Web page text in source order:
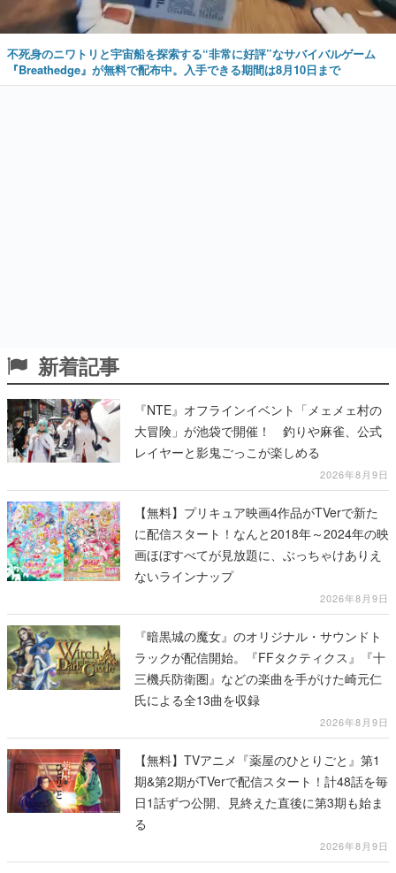
不死身のニワトリと宇宙船を探索する“非常に好評”なサバイバルゲーム
『Breathedge』が無料で配布中。入手できる期間は8月10日まで
新着記事
『NTE』オフラインイベント「メェメェ村の
大冒険」が池袋で開催！ 釣りや麻雀、公式
レイヤーと影鬼ごっこが楽しめる
2026年8月9日
【無料】プリキュア映画4作品がTVerで新た
に配信スタート！なんと2018年～2024年の映
画ほぼすべてが見放題に、ぶっちゃけありえ
ないラインナップ
2026年8月9日
『暗黒城の魔女』のオリジナル・サウンドト
ラックが配信開始。『FFタクティクス』『十
三機兵防衛圏』などの楽曲を手がけた崎元仁
氏による全13曲を収録
2026年8月9日
【無料】TVアニメ『薬屋のひとりごと』第1
期&第2期がTVerで配信スタート！計48話を毎
日1話ずつ公開、見終えた直後に第3期も始ま
る
2026年8月9日